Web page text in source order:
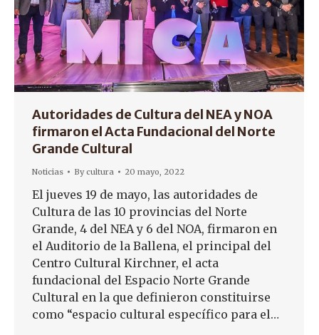
Autoridades de Cultura del NEA y NOA
firmaron el Acta Fundacional del Norte
Grande Cultural
Noticias Bycultura 20 mayo, 2022
El jueves 19 de mayo, las autoridades de
Cultura de las 10 provincias del Norte
Grande, 4 del NEA y 6 del NOA, firmaron en
el Auditorio de la Ballena, el principal del
Centro Cultural Kirchner, el acta
fundacional del Espacio Norte Grande
Cultural en la que definieron constituirse
como “espacio cultural específico para el…